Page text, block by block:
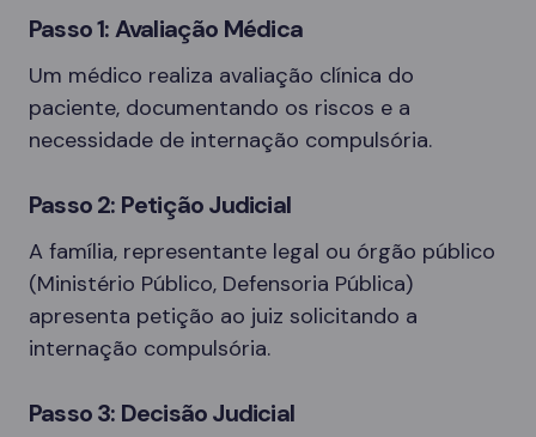
Passo 1: Avaliação Médica
Um médico realiza avaliação clínica do
paciente, documentando os riscos e a
necessidade de internação compulsória.
Passo 2: Petição Judicial
A família, representante legal ou órgão público
(Ministério Público, Defensoria Pública)
apresenta petição ao juiz solicitando a
internação compulsória.
Passo 3: Decisão Judicial